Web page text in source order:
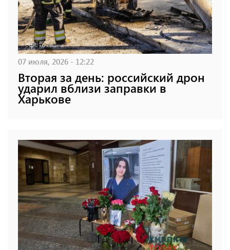
07 июля, 2026 - 12:22
Вторая за день: российский дрон
ударил вблизи заправки в
Харькове